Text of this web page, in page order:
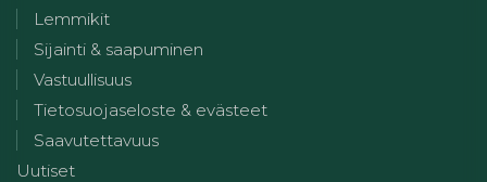
Lemmikit
Sijainti & saapuminen
Vastuullisuus
Tietosuojaseloste & evästeet
Saavutettavuus
Uutiset